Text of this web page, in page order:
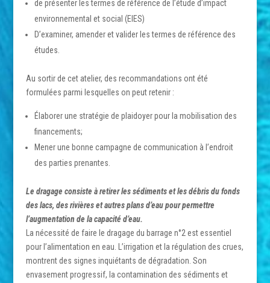
de présenter les termes de référence de l’étude d’impact
environnemental et social (EIES)
D’examiner, amender et valider les termes de référence des
études.
Au sortir de cet atelier, des recommandations ont été
formulées parmi lesquelles on peut retenir :
Élaborer une stratégie de plaidoyer pour la mobilisation des
financements;
Mener une bonne campagne de communication à l’endroit
des parties prenantes.
Le dragage consiste à retirer les sédiments et les débris du fonds
des lacs, des rivières et autres plans d’eau pour permettre
l’augmentation de la capacité d’eau.
La nécessité de faire le dragage du barrage n°2 est essentiel
pour l’alimentation en eau. L’irrigation et la régulation des crues,
montrent des signes inquiétants de dégradation. Son
envasement progressif, la contamination des sédiments et